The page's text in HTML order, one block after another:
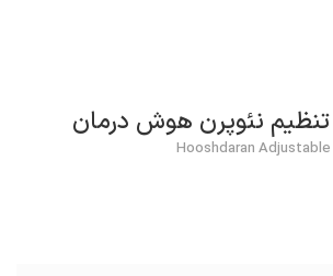
تنظیم نئوپرن هوش درمان
Hooshdaran